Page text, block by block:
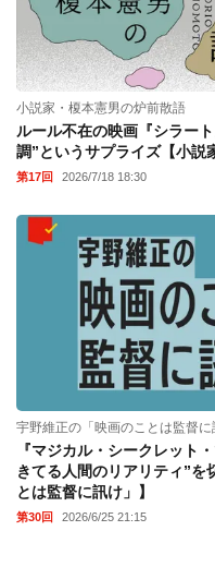
小説家・榎本憲男の炉前散語
ルール不在の映画『シラー
調”というサプライズ【小説
第17回 2026/7/18 18:30
宇野維正の「映画のことは監督に
『マジカル・シークレット
きてる人間のリアリティ”を
とは監督に訊け」】
第30回 2026/6/25 21:15